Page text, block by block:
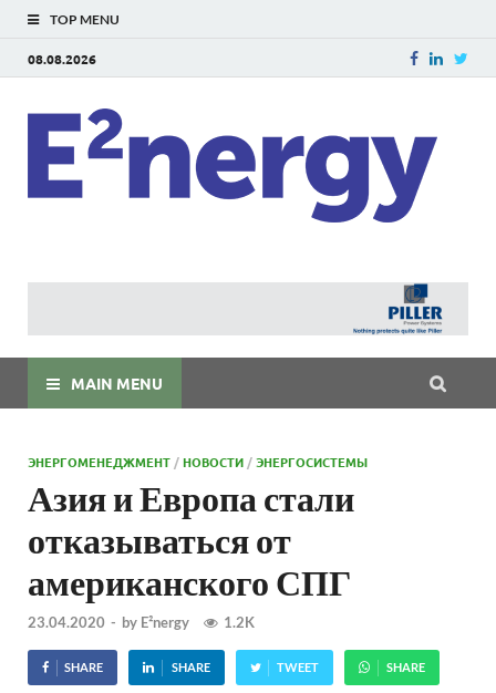
TOP MENU
08.08.2026
MAIN MENU
ЭНЕРГОМЕНЕДЖМЕНТ /НОВОСТИ /ЭНЕРГОСИСТЕМЫ
Азия и Европа стали
отказываться от
американского СПГ
23.04.2020 - by E²nergy 1.2K
SHARE SHARE TWEET SHARE